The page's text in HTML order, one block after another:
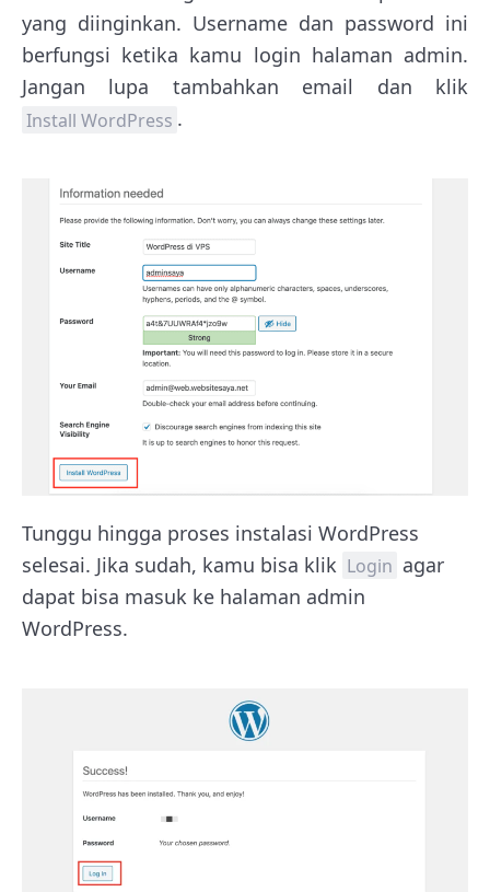
yang diinginkan. Username dan password ini
berfungsi ketika kamu login halaman admin.
Jangan lupa tambahkan email dan klik
Install WordPress .
Tunggu hingga proses instalasi WordPress
selesai. Jika sudah, kamu bisa klik Login agar
dapat bisa masuk ke halaman admin
WordPress.